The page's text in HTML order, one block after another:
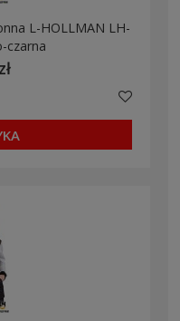
L-HOLLMAN LH-
czarna